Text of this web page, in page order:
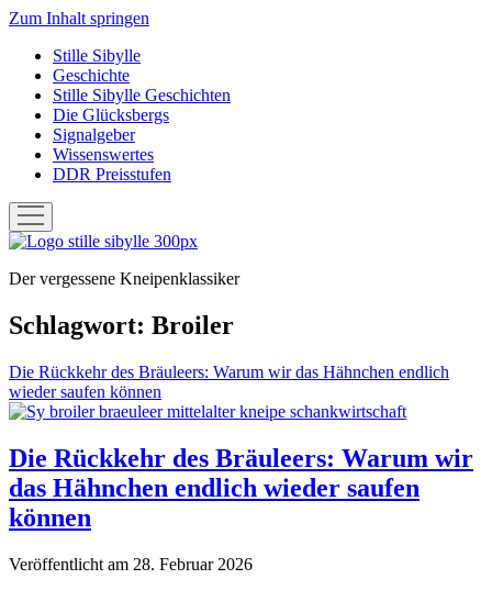
Zum Inhalt springen
Stille Sibylle
Geschichte
Stille Sibylle Geschichten
Die Glücksbergs
Signalgeber
Wissenswertes
DDR Preisstufen
Menü
öffnen
Stille
Der vergessene Kneipenklassiker
Schlagwort: Broiler
Die Rückkehr des Bräuleers: Warum wir das Hähnchen endlich
wieder saufen können
Die Rückkehr des Bräuleers: Warum wir
das Hähnchen endlich wieder saufen
können
Veröffentlicht am 28. Februar 2026